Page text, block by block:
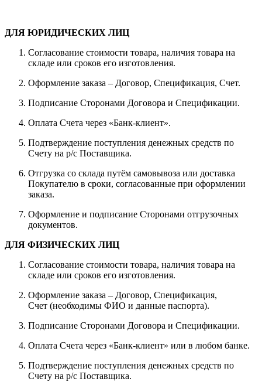
ДЛЯ ЮРИДИЧЕСКИХ ЛИЦ
Согласование стоимости товара, наличия товара на
складе или сроков его изготовления.
Оформление заказа – Договор, Спецификация, Счет.
Подписание Сторонами Договора и Спецификации.
Оплата Счета через «Банк-клиент».
Подтверждение поступления денежных средств по
Счету на р/с Поставщика.
Отгрузка со склада путём самовывоза или доставка
Покупателю в сроки, согласованные при оформлении
заказа.
Оформление и подписание Сторонами отгрузочных
документов.
ДЛЯ ФИЗИЧЕСКИХ ЛИЦ
Согласование стоимости товара, наличия товара на
складе или сроков его изготовления.
Оформление заказа – Договор, Спецификация,
Счет (необходимы ФИО и данные паспорта).
Подписание Сторонами Договора и Спецификации.
Оплата Счета через «Банк-клиент» или в любом банке.
Подтверждение поступления денежных средств по
Счету на р/с Поставщика.